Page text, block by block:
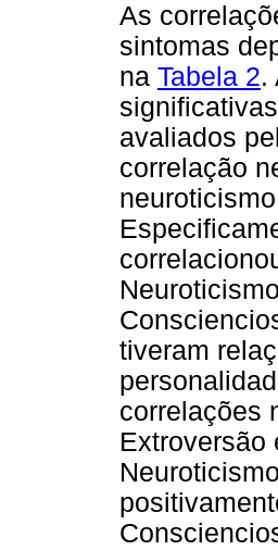
As
sintomas
na Tabela 2.
avaliados
correlação
tiveram
correlações
Extroversão